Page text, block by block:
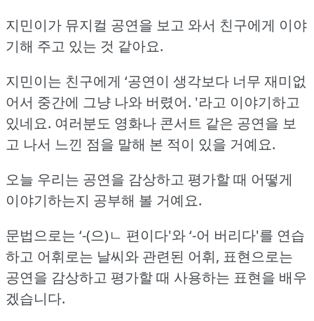
지민이가 뮤지컬 공연을 보고 와서 친구에게 이야
기해 주고 있는 것 같아요.
지민이는 친구에게 ‘공연이 생각보다 너무 재미없
어서 중간에 그냥 나와 버렸어. '라고 이야기하고
있네요. 여러분도 영화나 콘서트 같은 공연을 보
고 나서 느낀 점을 말해 본 적이 있을 거예요.
오늘 우리는 공연을 감상하고 평가할 때 어떻게
이야기하는지 공부해 볼 거예요.
문법으로는 ‘-(으)ㄴ 편이다'와 ‘-어 버리다'를 연습
하고 어휘로는 날씨와 관련된 어휘, 표현으로는
공연을 감상하고 평가할 때 사용하는 표현을 배우
겠습니다.